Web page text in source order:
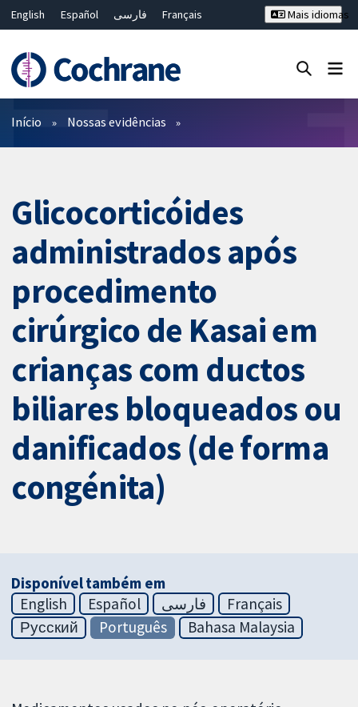
English Español فارسی
Français
Bahasa Malaysia
ไทย 繁體中文
Mais idiomas
Filtros
Início Nossas evidências
Glicocorticóides
administrados após
procedimento
cirúrgico de Kasai em
crianças com ductos
biliares bloqueados ou
danificados (de forma
congénita)
Disponível também em
English
Español فارسی
Français
Русский
Português Bahasa Malaysia